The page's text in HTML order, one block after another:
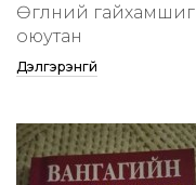
Өглөөний гайхамшиг
оюутан
Дэлгэрэнгүй